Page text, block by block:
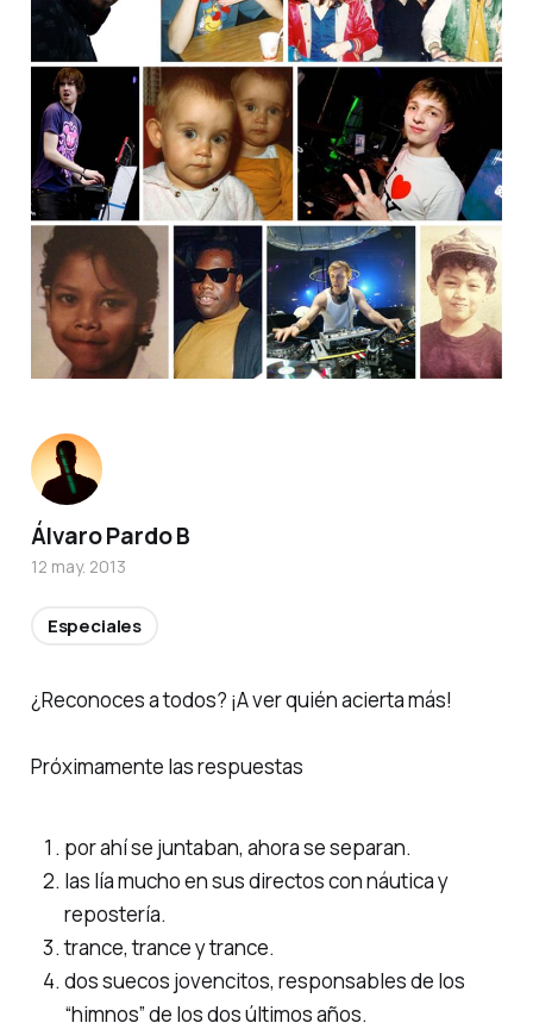
¿Reconoces a todos? ¡A ver quién acierta más!
Próximamente las respuestas
por ahí se juntaban, ahora se separan.
las lía mucho en sus directos con náutica y
repostería.
trance, trance y trance.
dos suecos jovencitos, responsables de los
“himnos” de los dos últimos años.
Álvaro Pardo B
12 may. 2013
Especiales